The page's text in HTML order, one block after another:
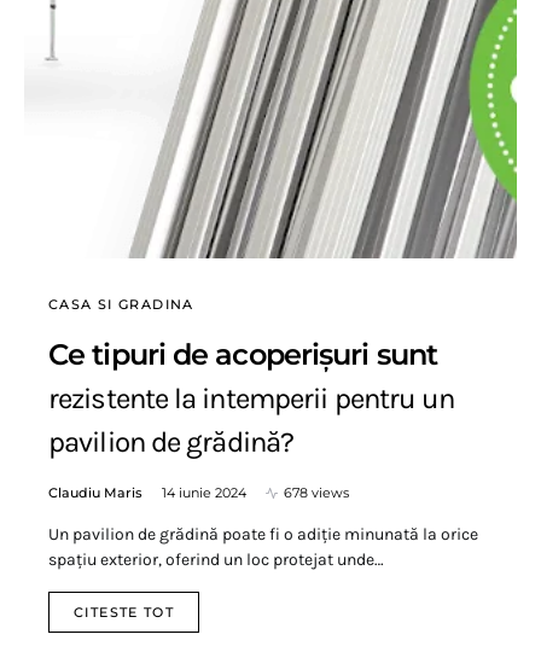
CASA SI GRADINA
Ce tipuri de acoperișuri sunt
rezistente la intemperii pentru un
pavilion de grădină?
Claudiu Maris 14 iunie 2024 678 views
Un pavilion de grădină poate fi o adiție minunată la orice
spațiu exterior, oferind un loc protejat unde…
CITESTE TOT